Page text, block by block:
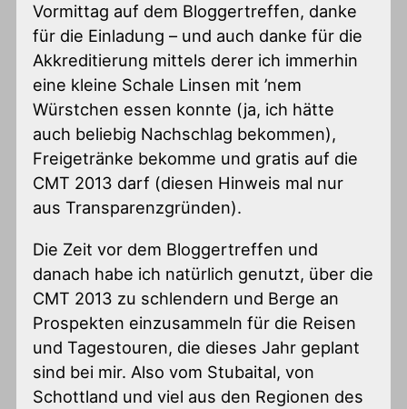
Vormittag auf dem Bloggertreffen, danke
für die Einladung – und auch danke für die
Akkreditierung mittels derer ich immerhin
eine kleine Schale Linsen mit ’nem
Würstchen essen konnte (ja, ich hätte
auch beliebig Nachschlag bekommen),
Freigetränke bekomme und gratis auf die
CMT 2013 darf (diesen Hinweis mal nur
aus Transparenzgründen).
Die Zeit vor dem Bloggertreffen und
danach habe ich natürlich genutzt, über die
CMT 2013 zu schlendern und Berge an
Prospekten einzusammeln für die Reisen
und Tagestouren, die dieses Jahr geplant
sind bei mir. Also vom Stubaital, von
Schottland und viel aus den Regionen des